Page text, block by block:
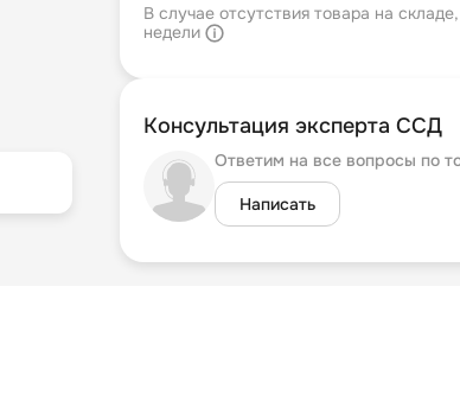
В случае отсутствия товара на
недели
Консультация эксперта ССД
Ответим на все вопросы по
Написать